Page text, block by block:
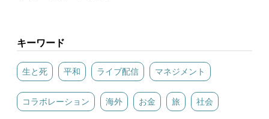
キーワード
生と死 平和 ライブ配信 マネジメント
コラボレーション 海外 お金 旅 社会